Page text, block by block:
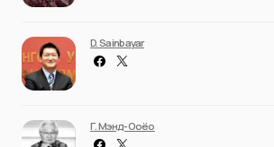
D. Sainbayar
Г. Мэнд-Ооёо